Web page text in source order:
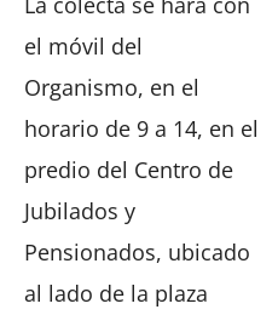
el móvil del
Organismo, en el
horario de 9 a 14, en el
predio del Centro de
Jubilados y
Pensionados, ubicado
al lado de la plaza